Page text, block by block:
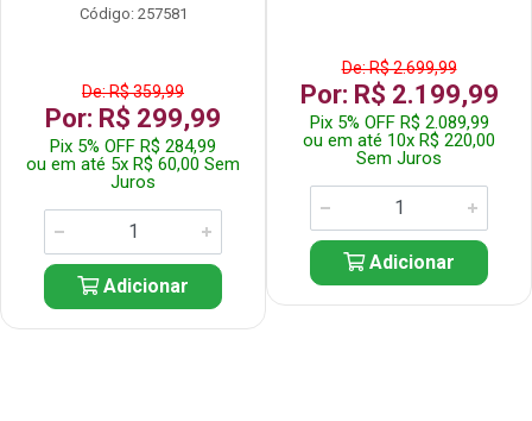
Código: 257581
De: R$ 359,99
Por: R$ 299,99
Pix 5% OFF R$ 284,99
ou em até 5x R$ 60,00 Sem
Juros
Adicionar
De: R$ 2.699,99
Por: R$ 2.199,99
Pix 5% OFF R$ 2.089,99
ou em até 10x R$ 220,00
Sem Juros
Adicionar